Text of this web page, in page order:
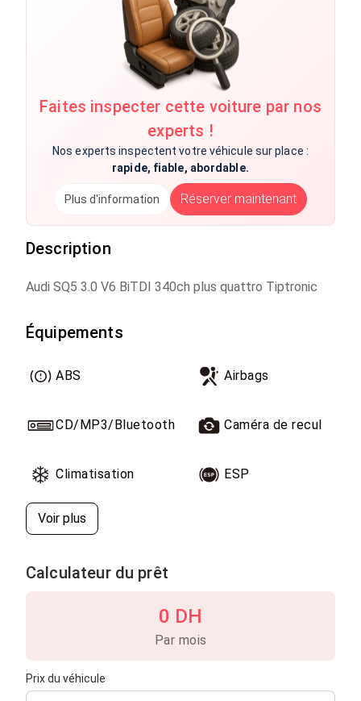
Faites inspecter cette voiture par nos
experts !
Nos experts inspectent votre véhicule sur place :
rapide, fiable, abordable.
Plus d'information Réserver maintenant
Description
Audi SQ5 3.0 V6 BiTDI 340ch plus quattro Tiptronic
Équipements
ABS Airbags
CD/MP3/Bluetooth Caméra de recul
Climatisation ESP
Voir plus
Calculateur du prêt
Prix du véhicule
0 DH
Par mois